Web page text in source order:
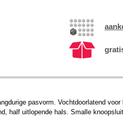
pasvorm. Vochtdoorlatend
half uitlopende hals. Smalle